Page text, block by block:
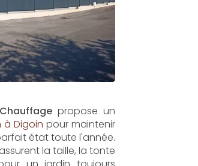
propose un
à Digoin pour maintenir
état toute l'année.
la taille, la tonte